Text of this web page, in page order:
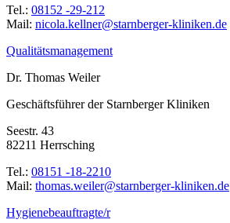
Tel.: 08152 -29-212
Mail: ed.nekinilk-regrebnrats@renllek.alocin
Qualitätsmanagement
Dr. Thomas Weiler
Geschäftsführer der Starnberger Kliniken
Seestr. 43
82211 Herrsching
Tel.: 08151 -18-2210
Mail: ed.nekinilk-regrebnrats@reliew.samoht
Hygienebeauftragte/r